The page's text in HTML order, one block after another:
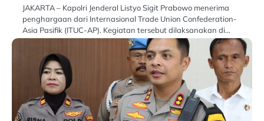
JAKARTA – Kapolri Jenderal Listyo Sigit Prabowo menerima
penghargaan dari Internasional Trade Union Confederation-
Asia Pasifik (ITUC-AP). Kegiatan tersebut dilaksanakan di…